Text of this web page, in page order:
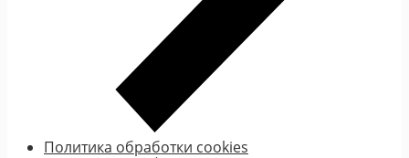
Политика обработки cookies